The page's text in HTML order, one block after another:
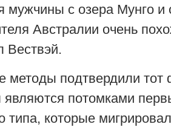
мужчины с озера Мунго и
Австралии очень
Вествэй.
методы подтвердили тот
являются потомками
типа, которые